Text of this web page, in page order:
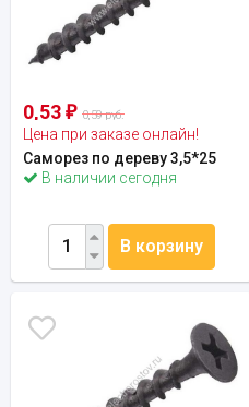
0,53 ₽ 0,59 руб.
Цена при заказе онлайн!
Саморез по дереву 3,5*25
В наличии сегодня
В корзину